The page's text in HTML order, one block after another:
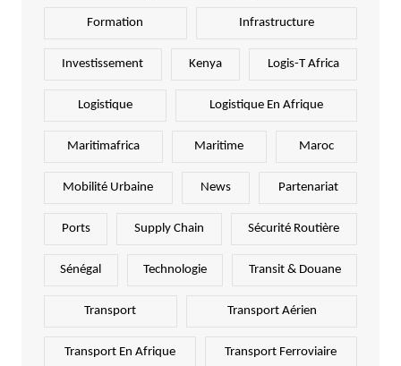
Formation Infrastructure
Investissement Kenya Logis-T Africa
Logistique Logistique En Afrique
Maritimafrica Maritime Maroc
Mobilité Urbaine News Partenariat
Ports Supply Chain Sécurité Routière
Sénégal Technologie Transit & Douane
Transport Transport Aérien
Transport En Afrique Transport Ferroviaire